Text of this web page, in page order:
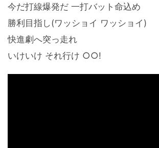
今だ打線爆発だ 一打バット命込め
勝利目指し(ワッショイ ワッショイ)
快進劇へ突っ走れ
いけいけ それ行け ○○!